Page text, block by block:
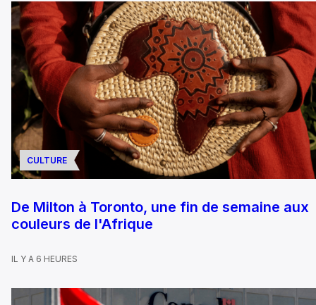
CULTURE
De Milton à Toronto, une fin de semaine aux
couleurs de l'Afrique
IL Y A 6 HEURES